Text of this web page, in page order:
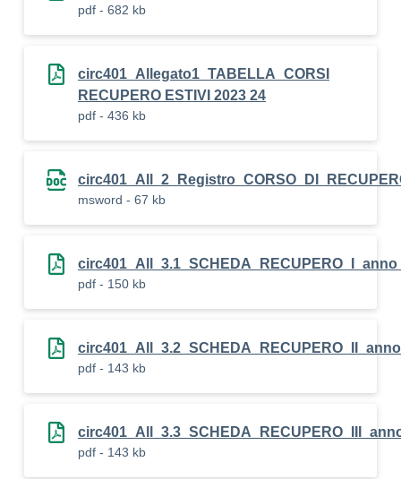
pdf - 682 kb
circ401_Allegato1_TABELLA_CORSI
RECUPERO ESTIVI 2023 24
pdf - 436 kb
msword - 67 kb
pdf - 150 kb
pdf - 143 kb
pdf - 143 kb